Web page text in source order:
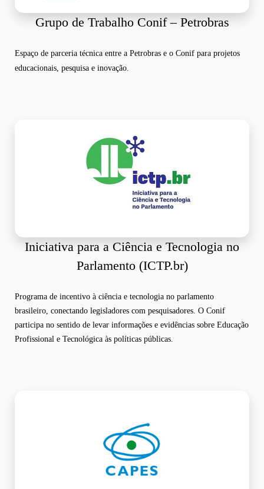
Grupo de Trabalho Conif – Petrobras
Espaço de parceria técnica entre a Petrobras e o Conif para projetos
educacionais, pesquisa e inovação.
Iniciativa para a Ciência e Tecnologia no
Parlamento (ICTP.br)
Programa de incentivo à ciência e tecnologia no parlamento
brasileiro, conectando legisladores com pesquisadores. O Conif
participa no sentido de levar informações e evidências sobre Educação
Profissional e Tecnológica às políticas públicas.